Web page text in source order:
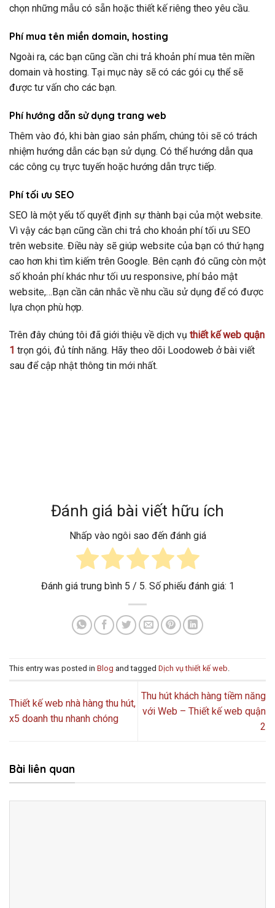
chọn những mẫu có sẵn hoặc thiết kế riêng theo yêu cầu.
Phí mua tên miền domain, hosting
Ngoài ra, các bạn cũng cần chi trả khoản phí mua tên miền
domain và hosting. Tại mục này sẽ có các gói cụ thể sẽ
được tư vấn cho các bạn.
Phí hướng dẫn sử dụng trang web
Thêm vào đó, khi bàn giao sản phẩm, chúng tôi sẽ có trách
nhiệm hướng dẫn các bạn sử dụng. Có thể hướng dẫn qua
các công cụ trực tuyến hoặc hướng dẫn trực tiếp.
Phí tối ưu SEO
SEO là một yếu tố quyết định sự thành bại của một website.
Vì vậy các bạn cũng cần chi trả cho khoản phí tối ưu SEO
trên website. Điều này sẽ giúp website của bạn có thứ hạng
cao hơn khi tìm kiếm trên Google. Bên cạnh đó cũng còn một
số khoản phí khác như tối ưu responsive, phí bảo mật
website,…Bạn cần cân nhắc về nhu cầu sử dụng để có được
lựa chọn phù hợp.
Trên đây chúng tôi đã giới thiệu về dịch vụ thiết kế web quận
1 trọn gói, đủ tính năng. Hãy theo dõi Loodoweb ở bài viết
sau để cập nhật thông tin mới nhất.
Đánh giá bài viết hữu ích
Nhấp vào ngôi sao đến đánh giá
Đánh giá trung bình 5 / 5. Số phiếu đánh giá: 1
This entry was posted in Blog and tagged Dịch vụ thiết kế web.
Thiết kế web nhà hàng thu hút,
x5 doanh thu nhanh chóng
Thu hút khách hàng tiềm năng
với Web – Thiết kế web quận
2
Bài liên quan